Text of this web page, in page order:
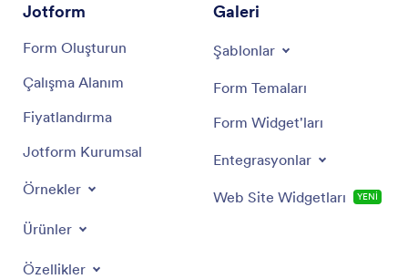
Jotform
Form Oluşturun
Çalışma Alanım
Fiyatlandırma
Jotform Kurumsal
Örnekler
Ürünler
Özellikler
Galeri
Şablonlar
Form Temaları
Form Widget'ları
Entegrasyonlar
Web Site Widgetları YENİ